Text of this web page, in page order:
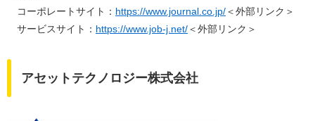
コーポレートサイト： https://www.journal.co.jp/＜外部リンク＞
サービスサイト： https://www.job-j.net/＜外部リンク＞
アセットテクノロジー株式会社